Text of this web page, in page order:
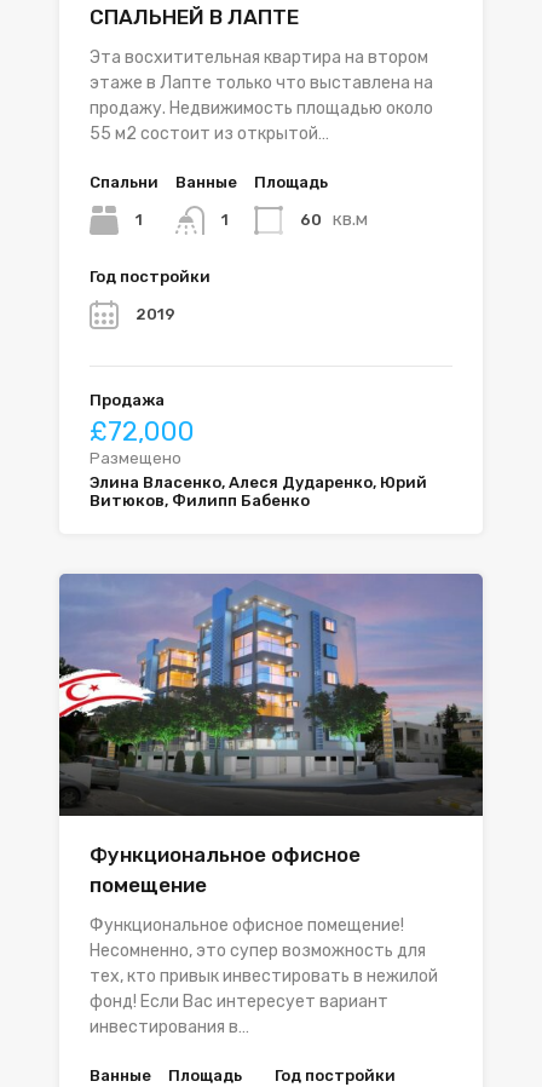
СПАЛЬНЕЙ В ЛАПТЕ
Эта восхитительная квартира на втором
этаже в Лапте только что выставлена ​​на
продажу. Недвижимость площадью около
55 м2 состоит из открытой…
Спальни
1
Ванные
1
Площадь
60 кв.м
Год постройки
2019
Продажа
£72,000
Размещено
Элина Власенко, Алеся Дударенко, Юрий
Витюков, Филипп Бабенко
Функциональное офисное
помещение
Функциональное офисное помещение!
Несомненно, это супер возможность для
тех, кто привык инвестировать в нежилой
фонд! Если Вас интересует вариант
инвестирования в…
Ванные Площадь Год постройки